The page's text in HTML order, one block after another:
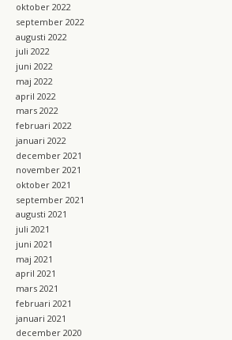
oktober 2022
september 2022
augusti 2022
juli 2022
juni 2022
maj 2022
april 2022
mars 2022
februari 2022
januari 2022
december 2021
november 2021
oktober 2021
september 2021
augusti 2021
juli 2021
juni 2021
maj 2021
april 2021
mars 2021
februari 2021
januari 2021
december 2020